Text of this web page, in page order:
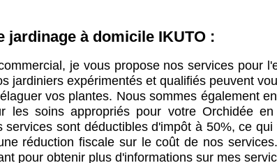
jardinage à domicile IKUTO :
jardiniers expérimentés et qualifiés peuvent
vos plantes. Nous sommes également
les soins appropriés pour votre Orchidée en
services sont déductibles d'impôt à 50%, ce
réduction fiscale sur le coût de nos
pour obtenir plus d'informations sur mes